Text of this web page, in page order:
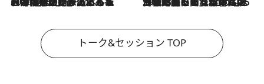
トーク&セッション TOP